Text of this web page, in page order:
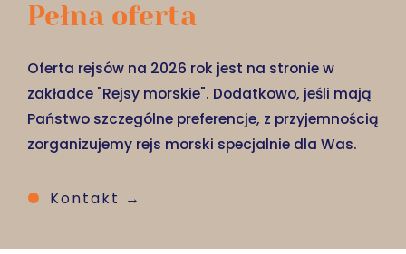
Pełna oferta
Oferta rejsów na 2026 rok jest na stronie w
zakładce "Rejsy morskie". Dodatkowo, jeśli mają
Państwo szczególne preferencje, z przyjemnością
zorganizujemy rejs morski specjalnie dla Was.
Kontakt →